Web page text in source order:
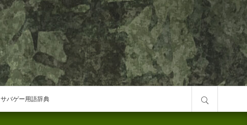
サバゲー用語辞典